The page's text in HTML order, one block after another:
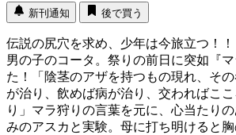
新刊通知 後で買う
伝説の尻穴を求め、少年は今旅立つ！
男の子のコータ。祭りの前日に突如『
た！「陰茎のアザを持つもの現れ、そ
が治り、飲めば病が治り、交わればこ
り」マラ狩りの言葉を元に、心当たり
みのアスカと実験。母に打ち明けると